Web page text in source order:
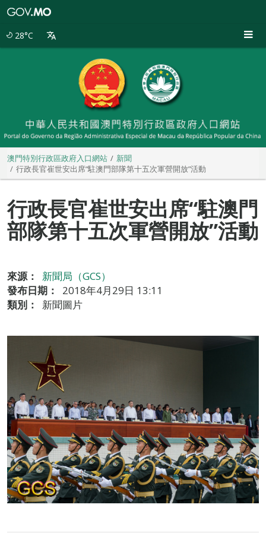
28°C
澳門特別行政區政府入口網站
新聞
行政長官崔世安出席“駐澳門部隊第十五次軍營開放”活動
行政長官崔世安出席“駐澳門
部隊第十五次軍營開放”活動
來源：
新聞局（GCS）
發布日期：
2018年4月29日 13:11
類別：
新聞圖片